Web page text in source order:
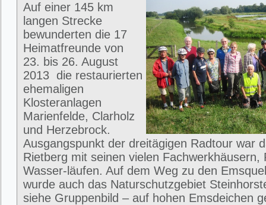
Auf einer 145 km
langen Strecke
bewunderten die 17
Heimatfreunde von
23. bis 26. August
2013 die restaurierten
ehemaligen
Klosteranlagen
Marienfelde, Clarholz
und Herzebrock.
Ausgangspunkt der dreitägigen Radtour war
Rietberg mit seinen vielen Fachwerkhäusern,
Wasser-läufen. Auf dem Weg zu den
wurde auch das Naturschutzgebiet
siehe Gruppenbild – auf hohen Emsdeichen